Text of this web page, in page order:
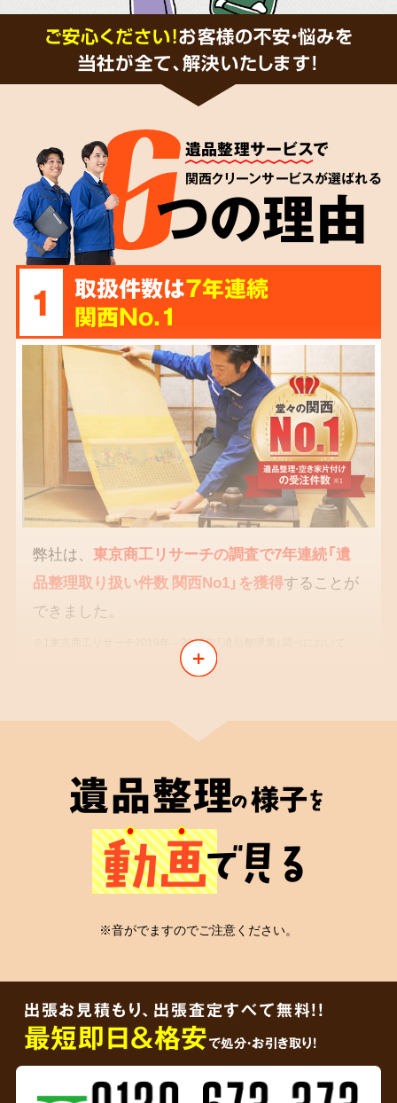
ご安心ください！お客様の不安・悩みを
当社が全て、解決いたします!
遺品整理サービスで
関西クリーンサービスが選ばれる
つの理由
1 取扱件数は7年連続
関西No.1
弊社は、東京商工リサーチの調査で7年連続「遺
品整理取り扱い件数 関西No1」を獲得することが
できました。
※1東京商工リサーチ2019年～2025年「遺品整理業」調べにおいて
2 遺品整理士 が在籍
安心の証
理をご依頼者様に届けることをお約束します。
遺品整理の様子を
動画で見る
※音がでますのでご注意ください。
出張お見積もり、出張査定すべて無料!!
最短即日＆格安で処分・お引き取り！